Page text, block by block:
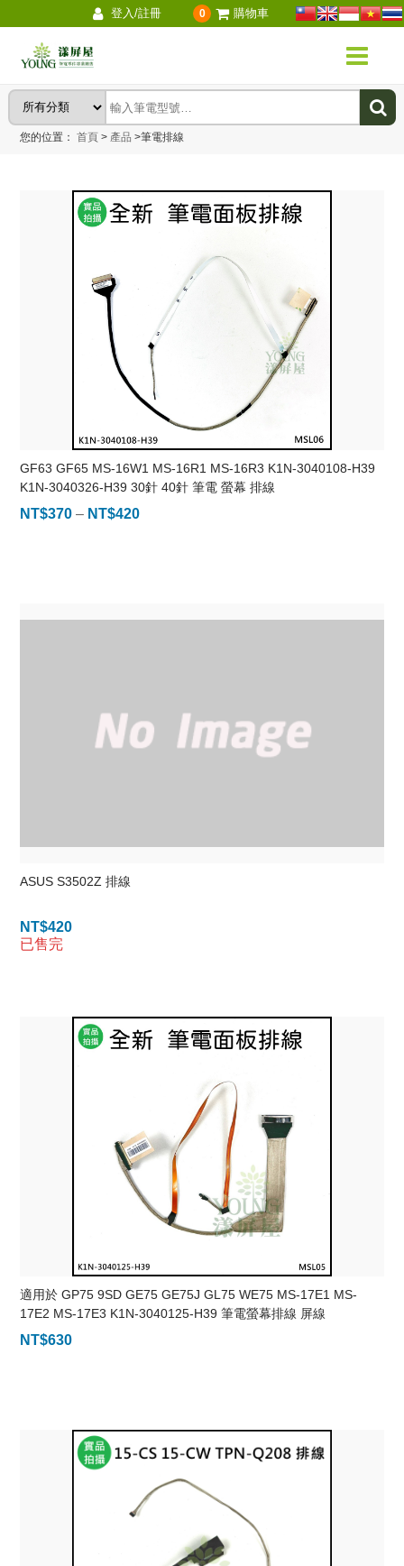
登入/註冊 0 購物車
您的位置：首頁 > 產品>筆電排線
GF63 GF65 MS-16W1 MS-16R1 MS-16R3 K1N-3040108-H39
K1N-3040326-H39 30針 40針 筆電 螢幕 排線
NT$370 – NT$420價
NT$420
ASUS S3502Z 排線
NT$420
已售完
適用於 GP75 9SD GE75 GE75J GL75 WE75 MS-17E1 MS-
17E2 MS-17E3 K1N-3040125-H39 筆電螢幕排線 屏線
NT$630